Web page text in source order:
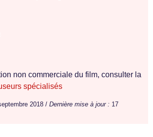
non commerciale du film, consulter la
spécialisés
2018 / Dernière mise à jour : 17